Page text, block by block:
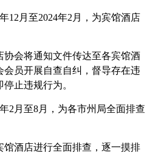
12月至2024年2月，为宾馆酒店
协会将通知文件传达至各宾馆酒
会员开展自查自纠，督导存在违
止违规行为。
2月至8月，为各市州局全面排查
馆酒店进行全面排查，逐一摸排